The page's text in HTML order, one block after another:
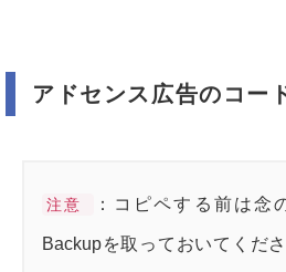
アドセンス広告のコー
注意 ：コピペする前は念
Backupを取っておいてくだ